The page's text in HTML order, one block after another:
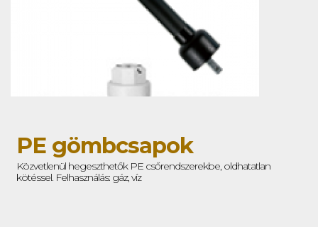
PE gömbcsapok
Közvetlenül hegeszthetők PE csőrendszerekbe, oldhatatlan
kötéssel. Felhasználás: gáz, víz